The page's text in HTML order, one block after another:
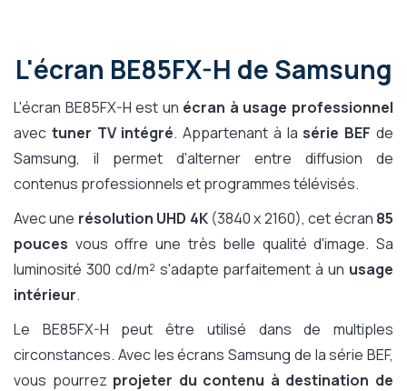
L'écran BE85FX-H de Samsung
L'écran BE85FX-H est un écran à usage professionnel
avec tuner TV intégré. Appartenant à lasérie BEFde
Samsung, il permet d'alterner entre diffusion de
contenus professionnels et programmes télévisés.
Avec une résolution UHD 4K(3840 x 2160), cet écran 85
pouces vous offre une très belle qualité d'image. Sa
luminosité 300 cd/m² s'adapte parfaitement à un usage
intérieur.
Le BE85FX-H peut être utilisé dans de multiples
circonstances. Avec les écrans Samsung de la série BEF,
vous pourrez projeter du contenu à destination de